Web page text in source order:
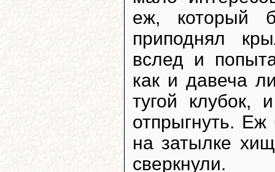
еж, который
приподнял
вслед и
как и давеча
тугой клубок,
отпрыгнуть.
на затылке
сверкнули.